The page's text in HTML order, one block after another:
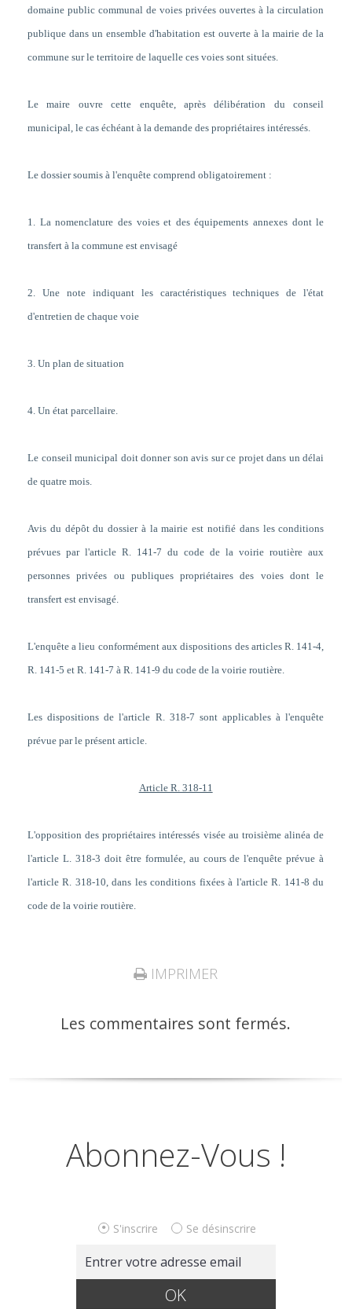
domaine public communal de voies privées ouvertes à la circulation
publique dans un ensemble d'habitation est ouverte à la mairie de la
commune sur le territoire de laquelle ces voies sont situées.
Le maire ouvre cette enquête, après délibération du conseil
municipal, le cas échéant à la demande des propriétaires intéressés.
Le dossier soumis à l'enquête comprend obligatoirement :
1. La nomenclature des voies et des équipements annexes dont le
transfert à la commune est envisagé
2. Une note indiquant les caractéristiques techniques de l'état
d'entretien de chaque voie
3. Un plan de situation
4. Un état parcellaire.
Le conseil municipal doit donner son avis sur ce projet dans un délai
de quatre mois.
Avis du dépôt du dossier à la mairie est notifié dans les conditions
prévues par l'article R. 141-7 du code de la voirie routière aux
personnes privées ou publiques propriétaires des voies dont le
transfert est envisagé.
L'enquête a lieu conformément aux dispositions des articles R. 141-4,
R. 141-5 et R. 141-7 à R. 141-9 du code de la voirie routière.
Les dispositions de l'article R. 318-7 sont applicables à l'enquête
prévue par le présent article.
Article R. 318-11
L'opposition des propriétaires intéressés visée au troisième alinéa de
l'article L. 318-3 doit être formulée, au cours de l'enquête prévue à
l'article R. 318-10, dans les conditions fixées à l'article R. 141-8 du
code de la voirie routière.
IMPRIMER
Les commentaires sont fermés.
Abonnez-Vous !
S'inscrire Se désinscrire